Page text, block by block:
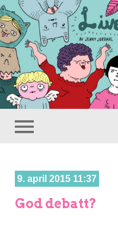
9. april 2015 11:37
God debatt?